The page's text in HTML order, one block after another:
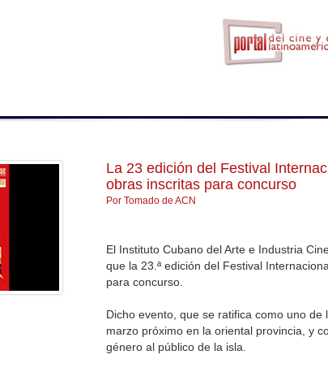
La 23 edición del Festival
obras inscritas para concurso
Por Tomado de ACN
El Instituto Cubano del Arte e Industria
que la 23.ª edición del Festival
para concurso.
Dicho evento, que se ratifica como uno
marzo próximo en la oriental provincia, y
género al público de la isla.